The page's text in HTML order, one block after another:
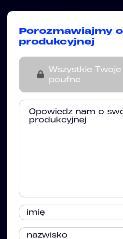
Porozmawiajmy
produkcyjnej
Wszystkie
poufne